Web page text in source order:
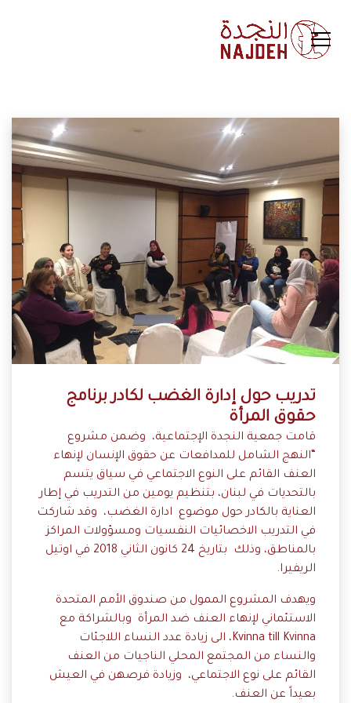
تدريب حول إدارة الغضب لكادر برنامج
حقوق المرأة
قامت جمعية النجدة الإجتماعية، وضمن مشروع
“النهج الشامل للمدافعات عن حقوق الإنسان لإنهاء
العنف القائم على النوع الاجتماعي في سياق يتسم
بالتحديات في لبنان، بتنظيم يومين من التدريب في إطار
العناية بالكادر حول موضوع ادارة الغضب، وقد شاركت
في التدريب الاخصائيات النفسيات ومسؤولات المراكز
بالمناطق، وذلك بتاريخ 24 كانون الثاني 2018 في اوتيل
الريفيرا.
ويهدف المشروع الممول من صندوق الأمم المتحدة
الاستئماني لإنهاء العنف ضد المرأة وبالشراكة مع
Kvinna till Kvinna، الى زيادة عدد النساء اللاجئات
والنساء من المجتمع المحلي الناجيات من العنف
القائم على نوع الاجتماعي، وزيادة فرصهن في العيش
بعيداً عن العنف.